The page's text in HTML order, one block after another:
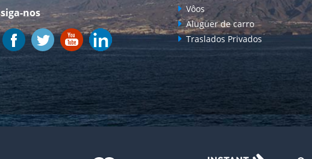
siga-nos
Vôos
Aluguer de carro
Traslados Privados